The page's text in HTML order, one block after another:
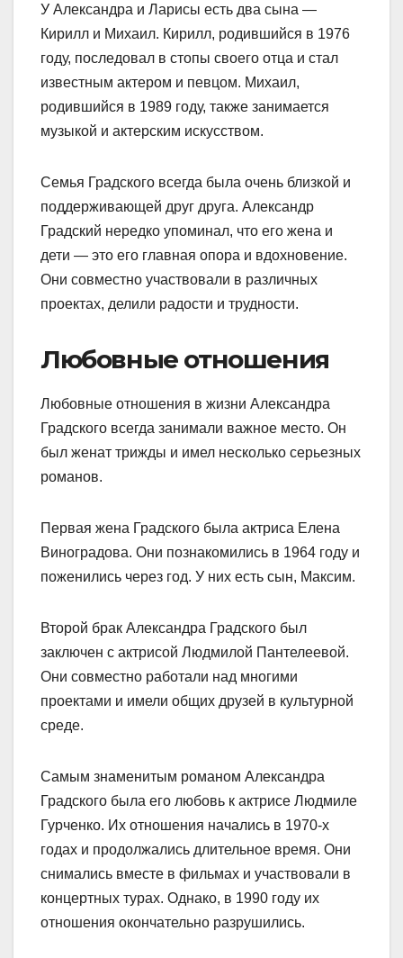
У Александра и Ларисы есть два сына —
Кирилл и Михаил. Кирилл, родившийся в 1976
году, последовал в стопы своего отца и стал
известным актером и певцом. Михаил,
родившийся в 1989 году, также занимается
музыкой и актерским искусством.
Семья Градского всегда была очень близкой и
поддерживающей друг друга. Александр
Градский нередко упоминал, что его жена и
дети — это его главная опора и вдохновение.
Они совместно участвовали в различных
проектах, делили радости и трудности.
Любовные отношения
Любовные отношения в жизни Александра
Градского всегда занимали важное место. Он
был женат трижды и имел несколько серьезных
романов.
Первая жена Градского была актриса Елена
Виноградова. Они познакомились в 1964 году и
поженились через год. У них есть сын, Максим.
Второй брак Александра Градского был
заключен с актрисой Людмилой Пантелеевой.
Они совместно работали над многими
проектами и имели общих друзей в культурной
среде.
Самым знаменитым романом Александра
Градского была его любовь к актрисе Людмиле
Гурченко. Их отношения начались в 1970-х
годах и продолжались длительное время. Они
снимались вместе в фильмах и участвовали в
концертных турах. Однако, в 1990 году их
отношения окончательно разрушились.